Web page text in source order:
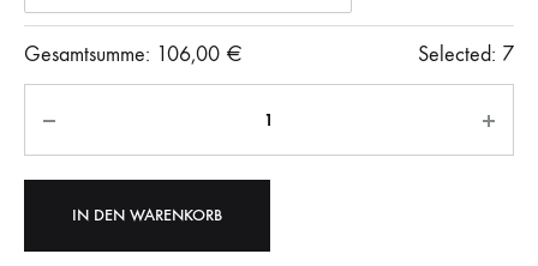
Gesamtsumme: 106,00 € Selected: 7
IN DEN WARENKORB